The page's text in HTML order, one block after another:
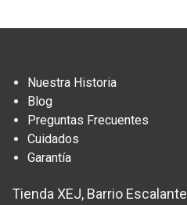
Nuestra Historia
Blog
Preguntas Frecuentes
Cuidados
Garantía
Tienda XEJ, Barrio Escalante